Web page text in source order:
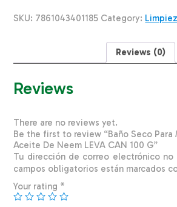
Aceite
G
quantity
SKU: 7861043401185 Category:
Reviews (0)
Reviews
There are no reviews yet.
Be the first to review “Baño Seco Para
Aceite De Neem LEVA CAN 100 G”
Tu dirección de correo electrónico no
campos obligatorios están marcados
Your rating *